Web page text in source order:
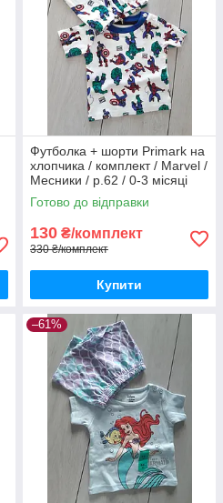
Футболка + шорти Primark на
хлопчика / комплект / Marvel /
Месники / р.62 / 0-3 місяці
(більшомір)
Готово до відправки
130 ₴/комплект
330 ₴/комплект
Купити
–61%